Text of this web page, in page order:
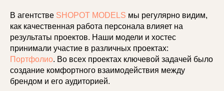
В агентстве SHOPOT MODELS мы регулярно видим,
как качественная работа персонала влияет на
результаты проектов. Наши модели и хостес
принимали участие в различных проектах:
Портфолио. Во всех проектах ключевой задачей было
создание комфортного взаимодействия между
брендом и его аудиторией.